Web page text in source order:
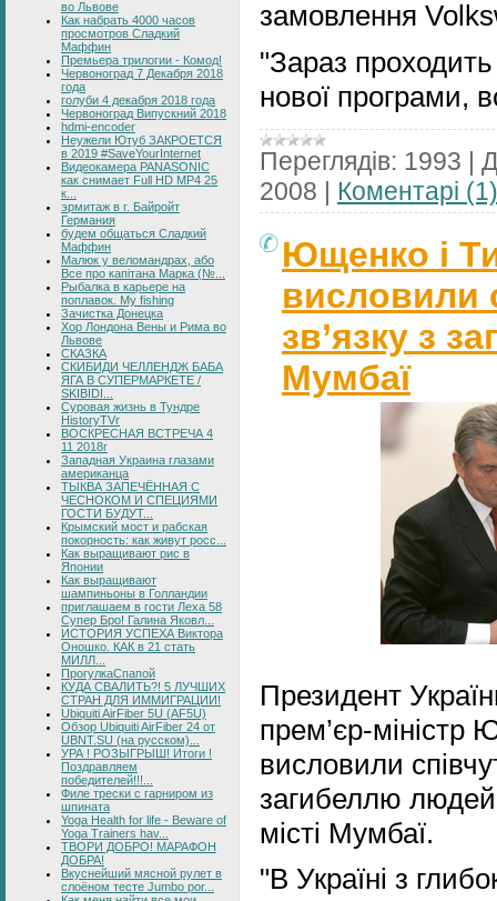
во Львове
Как набрать 4000 часов
просмотров Сладкий
Маффин
Премьера трилогии - Комод!
Червоноград 7 Декабря 2018
года
голуби 4 декабря 2018 года
Червоноград Випускний 2018
hdmi-encoder
Неужели Ютуб ЗАКРОЕТСЯ
в 2019 #SaveYourInternet
Видеокамера PANASONIC
как снимает Full HD MP4 25
к...
эрмитаж в г. Байройт
Германия
будем общаться Сладкий
Маффин
Малюк у веломандрах, або
Все про капітана Марка (№...
Рыбалка в карьере на
поплавок. My fishing
Зачистка Донецка
Хор Лондона Вены и Рима во
Львове
СКАЗКА
СКИБИДИ ЧЕЛЛЕНДЖ БАБА
ЯГА В СУПЕРМАРКЕТЕ /
SKIBIDI...
Суровая жизнь в Тундре
HistoryTVr
ВОСКРЕСНАЯ ВСТРЕЧА 4
11 2018г
Западная Украина глазами
американца
ТЫКВА ЗАПЕЧЁННАЯ С
ЧЕСНОКОМ И СПЕЦИЯМИ
ГОСТИ БУДУТ...
Крымский мост и рабская
покорность: как живут росс...
Как выращивают рис в
Японии
Как выращивают
шампиньоны в Голландии
приглашаем в гости Леха 58
Супер Бро! Галина Яковл...
ИСТОРИЯ УСПЕХА Виктора
Оношко. КАК в 21 стать
МИЛЛ...
ПрогулкаСпапой
КУДА СВАЛИТЬ?! 5 ЛУЧШИХ
СТРАН ДЛЯ ИММИГРАЦИИ!
Ubiquiti AirFiber 5U (AF5U)
Обзор Ubiquiti AirFiber 24 от
UBNT.SU (на русском)...
УРА ! РОЗЫГРЫШ! Итоги !
Поздравляем
победителей!!!...
Филе трески с гарниром из
шпината
Yoga Health for life - Beware of
Yoga Trainers hav...
ТВОРИ ДОБРО! МАРАФОН
ДОБРА!
Вкуснейший мясной рулет в
слоёном тесте Jumbo por...
замовлення
"Зараз
нової програми,
Переглядів: 1993 |
2008 | Коментарі (1)
Ющенко і
висловили
зв’язку з
Мумбаї
Президент
прем’єр-міністр
висловили
загибеллю людей
місті Мумбаї.
"В Україні з